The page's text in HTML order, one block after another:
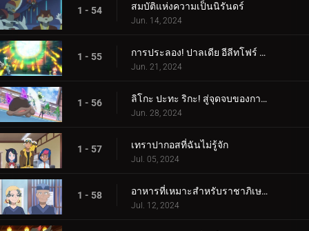
1 - 54 สมบัติแห่งความเป็นนิรันดร์
Jun. 14, 2024
1 - 55 การประลอง! ปาลเดีย อีลีทโฟร์ (1)
Jun. 21, 2024
1 - 56 ลิโกะ ปะทะ ริกะ! สู่จุดจบของการต่อสู้ (2)
Jun. 28, 2024
1 - 57 เทราปากอสที่ฉันไม่รู้จัก
Jul. 05, 2024
1 - 58 อาหารที่เหมาะสำหรับราชาภิเษก!
Jul. 12, 2024